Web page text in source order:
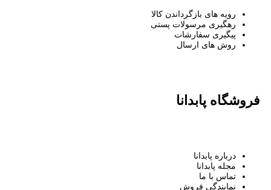
رویه های بازگرداندن کالا
رهگیری مرسولات پستی
پیگیری سفارشات
روش های ارسال
فروشگاه پابدانا
درباره پابدانا
مجله پابدانا
تماس با ما
نمایندگی فروش